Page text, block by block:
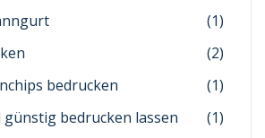
(1)
(2)
bedrucken
(1)
günstig bedrucken lassen
(1)